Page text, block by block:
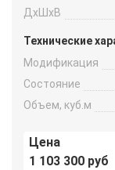
ДxШxВ
Технические
Модификация
Состояние
Объем, куб.м
Цена
1 103 300 руб